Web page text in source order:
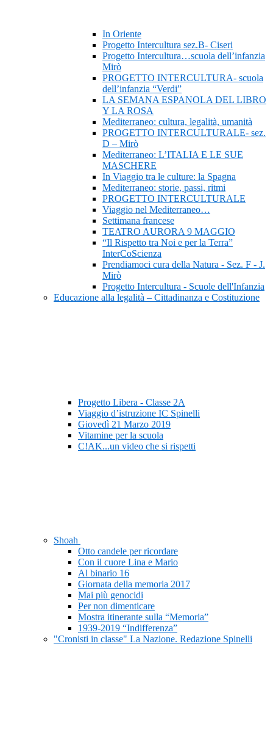
In Oriente
Progetto Intercultura sez.B- Ciseri
Progetto Intercultura…scuola dell’infanzia
Mirò
PROGETTO INTERCULTURA- scuola
dell’infanzia “Verdi”
LA SEMANA ESPANOLA DEL LIBRO
Y LA ROSA
Mediterraneo: cultura, legalità, umanità
PROGETTO INTERCULTURALE- sez.
D – Mirò
Mediterraneo: L’ITALIA E LE SUE
MASCHERE
In Viaggio tra le culture: la Spagna
Mediterraneo: storie, passi, ritmi
PROGETTO INTERCULTURALE
Viaggio nel Mediterraneo…
Settimana francese
TEATRO AURORA 9 MAGGIO
“Il Rispetto tra Noi e per la Terra”
InterCoScienza
Prendiamoci cura della Natura - Sez. F - J.
Mirò
Progetto Intercultura - Scuole dell'Infanzia
Educazione alla legalità – Cittadinanza e Costituzione
Progetto Libera - Classe 2A
Viaggio d’istruzione IC Spinelli
Giovedì 21 Marzo 2019
Vitamine per la scuola
C!AK...un video che si rispetti
Shoah
Otto candele per ricordare
Con il cuore Lina e Mario
Al binario 16
Giornata della memoria 2017
Mai più genocidi
Per non dimenticare
Mostra itinerante sulla “Memoria”
1939-2019 “Indifferenza”
"Cronisti in classe" La Nazione. Redazione Spinelli